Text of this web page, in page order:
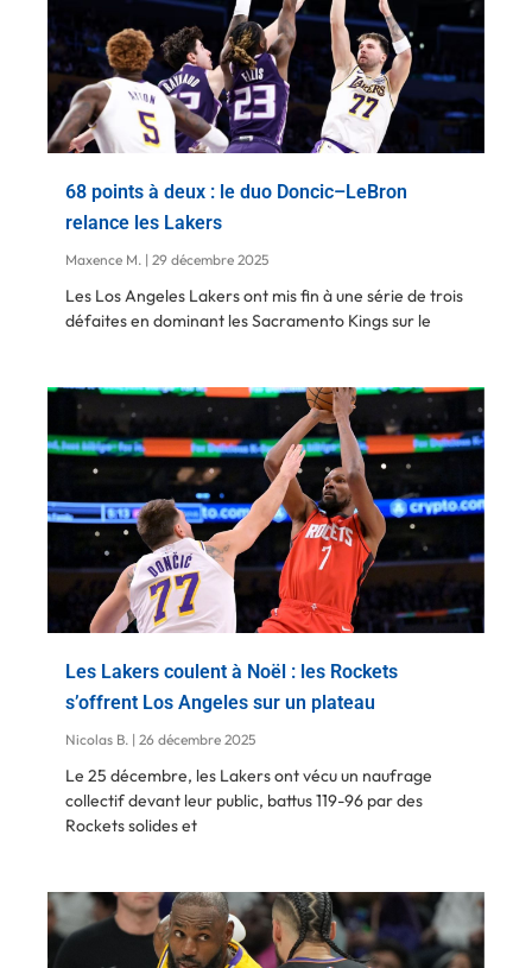
68 points à deux : le duo Doncic–LeBron
relance les Lakers
Maxence M. 29 décembre 2025
Les Los Angeles Lakers ont mis fin à une série de trois
défaites en dominant les Sacramento Kings sur le
Les Lakers coulent à Noël : les Rockets
s’offrent Los Angeles sur un plateau
Nicolas B. 26 décembre 2025
Le 25 décembre, les Lakers ont vécu un naufrage
collectif devant leur public, battus 119-96 par des
Rockets solides et